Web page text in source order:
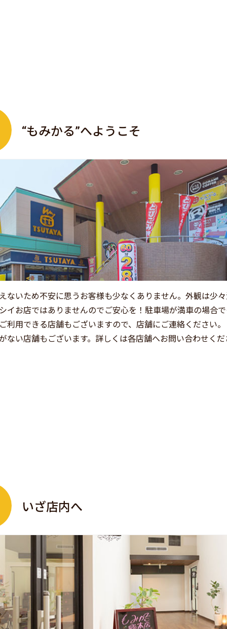
“もみかる”へようこそ
ないため不安に思うお客様も少なくありません。外観は少
イお店ではありませんのでご安心を！駐車場が満車の場合
利用できる店舗もございますので、店舗にご連絡ください。
ない店舗もございます。詳しくは各店舗へお問い合わせくだ
いざ店内へ